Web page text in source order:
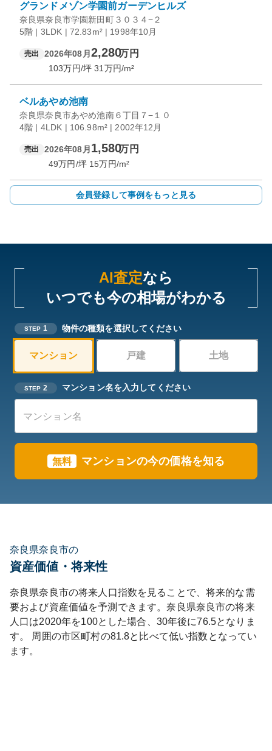
グランドメゾン学園前ガーデンヒルズ
奈良県奈良市学園新田町３０３４−２
5階 | 3LDK | 72.83m² | 1998年10月
売出 2026年08月 2,280万円
103万円/坪 31 万円/m²
ベルあやめ池南
奈良県奈良市あやめ池南６丁目７−１０
4階 | 4LDK | 106.98m² | 2002年12月
売出 2026年08月 1,580万円
49万円/坪 15万円/m²
会員登録して事例をもっと見る
AI査定なら
いつでも今の相場がわかる
STEP 1 物件の種類を選択してください
マンション 戸建 土地
STEP 2 マンション名を入力してください
無料 マンションの今の価格を知る
奈良県奈良市の
資産価値・将来性
奈良県奈良市の将来人口指数を見ることで、将来的な需
要および資産価値を予測できます。奈良県奈良市の将来
人口は2020年を100とした場合、30年後に76.5となりま
す。
周囲の市区町村の81.8と比べて低い指数となってい
ます。